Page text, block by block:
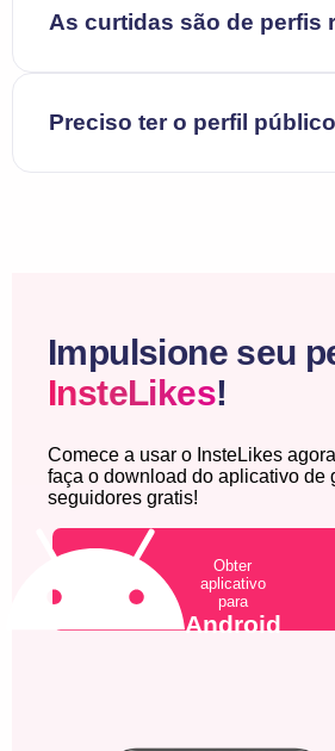
As curtidas são de perfis
Preciso ter o perfil
Impulsione seu
InsteLikes!
Comece a usar o InsteLikes
faça o download do aplicativo de
seguidores gratis!
Obter
aplicativo
para
Android